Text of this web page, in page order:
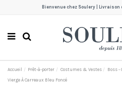
Bienvenue chez Soulery |
Accueil Prêt-à-porter Costumes & Vestes Boss -
Vierge À Carreaux Bleu Foncé